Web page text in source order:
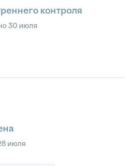
контроля
30 июля
июля